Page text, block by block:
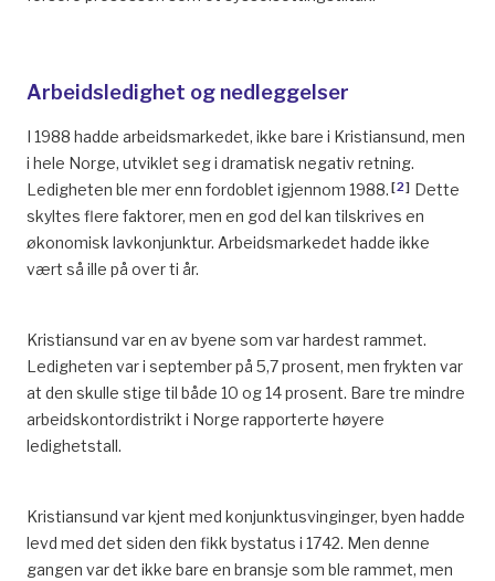
Arbeidsledighet og nedleggelser
I 1988 hadde arbeidsmarkedet, ikke bare i Kristiansund, men
i hele Norge, utviklet seg i dramatisk negativ retning.
Ledigheten ble mer enn fordoblet igjennom 1988. [2] Dette
skyltes flere faktorer, men en god del kan tilskrives en
økonomisk lavkonjunktur. Arbeidsmarkedet hadde ikke
vært så ille på over ti år.
Kristiansund var en av byene som var hardest rammet.
Ledigheten var i september på 5,7 prosent, men frykten var
at den skulle stige til både 10 og 14 prosent. Bare tre mindre
arbeidskontordistrikt i Norge rapporterte høyere
ledighetstall.
Kristiansund var kjent med konjunktusvinginger, byen hadde
levd med det siden den fikk bystatus i 1742. Men denne
gangen var det ikke bare en bransje som ble rammet, men